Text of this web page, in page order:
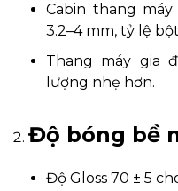
Cabin thang
3.2–4 mm, tỷ lệ
Thang máy gia
lượng nhẹ hơn.
Độ bóng bề
Độ Gloss 70 ± 5